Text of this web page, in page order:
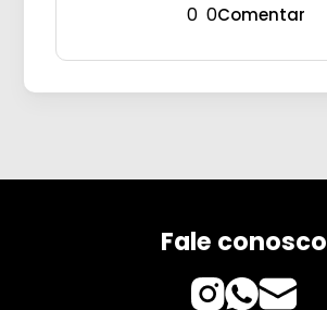
0 0Comentar
Fale conosco